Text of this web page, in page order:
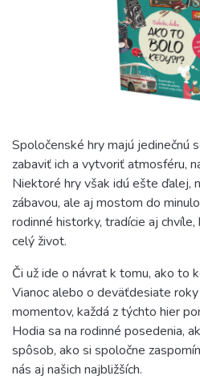
Spoločenské hry majú jedinečnú
zabaviť ich a vytvoriť atmosféru,
Niektoré hry však idú ešte ďalej,
zábavou, ale aj mostom do
rodinné historky, tradície aj
celý život.
Či už ide o návrat k tomu, ako to
Vianoc alebo o deväťdesiate
momentov, každá z týchto hier
Hodia sa na rodinné posedenia,
spôsob, ako si spoločne
nás aj našich najbližších.